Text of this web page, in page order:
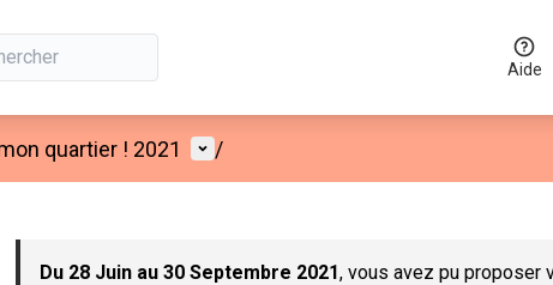
Aide
quartier ! 2021 Menu utilisateur
/
la carte
Du 28 Juin au 30 Septembre 2021, vous avez pu proposer